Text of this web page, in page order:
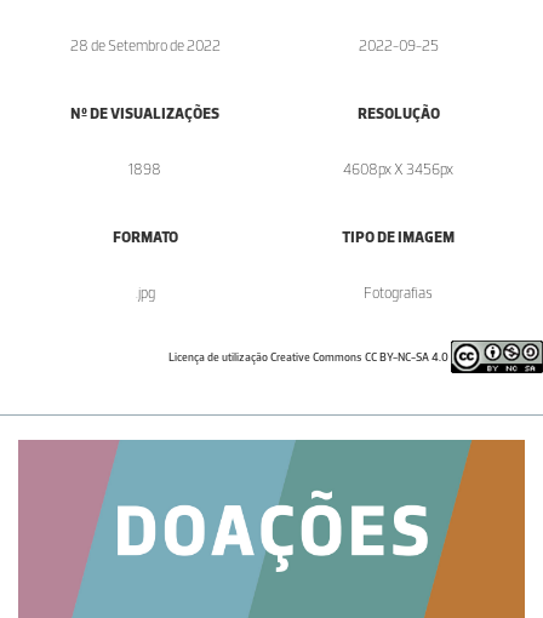
28 de Setembro de 2022 2022-09-25
Nº DE VISUALIZAÇÕES
1898
RESOLUÇÃO
4608px X 3456px
FORMATO
.jpg
TIPO DE IMAGEM
Fotografias
Licença de utilização Creative Commons CC BY-NC-SA 4.0